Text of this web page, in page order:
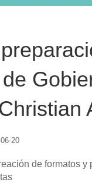
20
de formatos y